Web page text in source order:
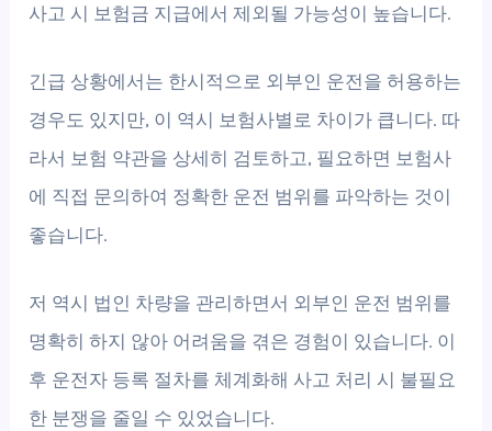
사고 시 보험금 지급에서 제외될 가능성이 높습니다.
긴급 상황에서는 한시적으로 외부인 운전을 허용하는
경우도 있지만, 이 역시 보험사별로 차이가 큽니다. 따
라서 보험 약관을 상세히 검토하고, 필요하면 보험사
에 직접 문의하여 정확한 운전 범위를 파악하는 것이
좋습니다.
저 역시 법인 차량을 관리하면서 외부인 운전 범위를
명확히 하지 않아 어려움을 겪은 경험이 있습니다. 이
후 운전자 등록 절차를 체계화해 사고 처리 시 불필요
한 분쟁을 줄일 수 있었습니다.